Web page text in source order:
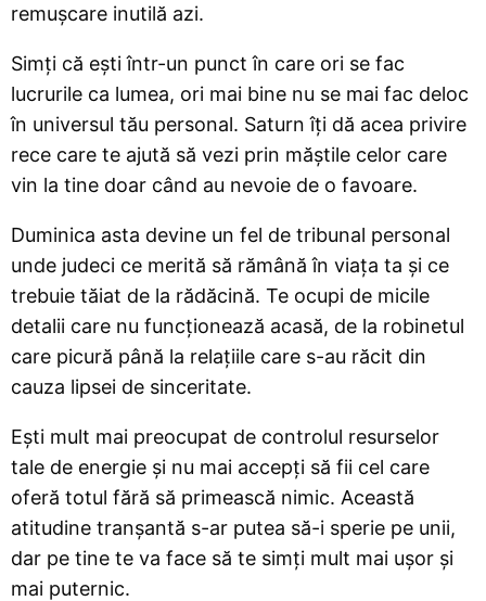
remușcare inutilă azi.
Simți că ești într-un punct în care ori se fac
lucrurile ca lumea, ori mai bine nu se mai fac deloc
în universul tău personal. Saturn îți dă acea privire
rece care te ajută să vezi prin măștile celor care
vin la tine doar când au nevoie de o favoare.
Duminica asta devine un fel de tribunal personal
unde judeci ce merită să rămână în viața ta și ce
trebuie tăiat de la rădăcină. Te ocupi de micile
detalii care nu funcționează acasă, de la robinetul
care picură până la relațiile care s-au răcit din
cauza lipsei de sinceritate.
Ești mult mai preocupat de controlul resurselor
tale de energie și nu mai accepți să fii cel care
oferă totul fără să primească nimic. Această
atitudine tranșantă s-ar putea să-i sperie pe unii,
dar pe tine te va face să te simți mult mai ușor și
mai puternic.